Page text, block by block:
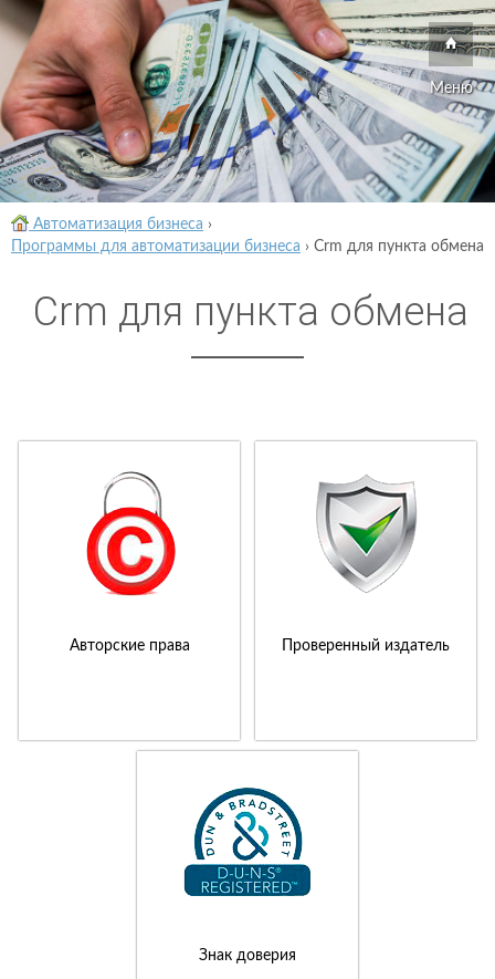
Меню
Автоматизация бизнеса ›
Программы для автоматизации бизнеса › Crm для пункта обмена
Crm для пункта обмена
Авторские права Проверенный издатель
Знак доверия